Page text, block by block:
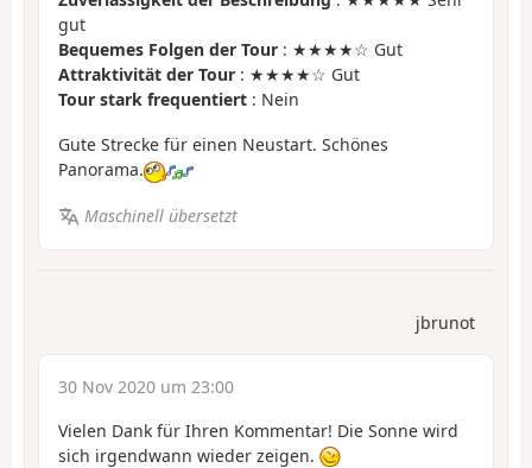
gut
Bequemes Folgen der Tour : ★★★★☆ Gut
Attraktivität der Tour : ★★★★☆ Gut
Tour stark frequentiert : Nein
Gute Strecke für einen Neustart. Schönes
Panorama.
Maschinell übersetzt
jbrunot
30 Nov 2020 um 23:00
Vielen Dank für Ihren Kommentar! Die Sonne wird
sich irgendwann wieder zeigen.